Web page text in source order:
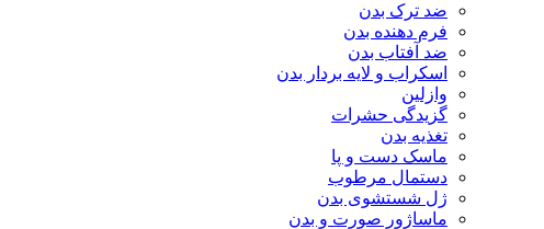
ضد ترک بدن
فرم دهنده بدن
ضد آفتاب بدن
اسکراب و لایه بردار بدن
وازلین
گزیدگی حشرات
تغذیه بدن
ماسک دست و پا
دستمال مرطوب
ژل شستشوی بدن
ماساژور صورت و بدن